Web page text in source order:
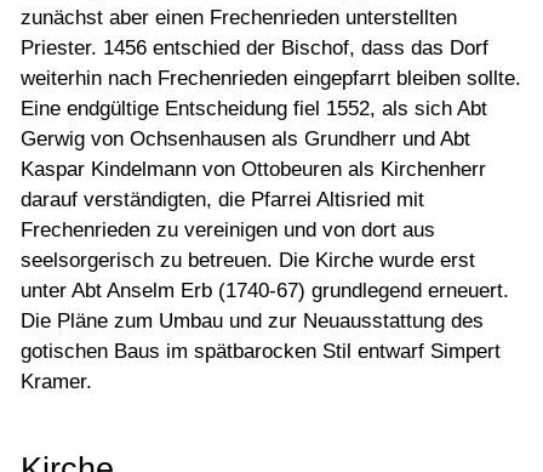
zunächst aber einen Frechenrieden unterstellten
Priester. 1456 entschied der Bischof, dass das Dorf
weiterhin nach Frechenrieden eingepfarrt bleiben sollte.
Eine endgültige Entscheidung fiel 1552, als sich Abt
Gerwig von Ochsenhausen als Grundherr und Abt
Kaspar Kindelmann von Ottobeuren als Kirchenherr
darauf verständigten, die Pfarrei Altisried mit
Frechenrieden zu vereinigen und von dort aus
seelsorgerisch zu betreuen. Die Kirche wurde erst
unter Abt Anselm Erb (1740-67) grundlegend erneuert.
Die Pläne zum Umbau und zur Neuausstattung des
gotischen Baus im spätbarocken Stil entwarf Simpert
Kramer.